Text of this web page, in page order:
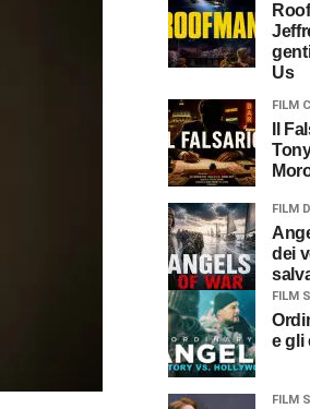
Roofman: la vera storia di
Us
FILM
FILM
Angels of War: la vera storia
dei
FILM
Ordinary angels, la storia vera
e gli
FILM